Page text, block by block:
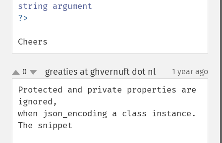
Cheers
up
down
0 greaties at ghvernuft dot nl¶ 1 year ago
Protected and private properties are
ignored,
when json_encoding a class instance.
The snippet